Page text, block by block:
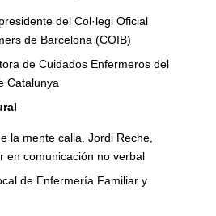
del Col·legi Oficial
de Barcelona (COIB)
de Cuidados Enfermeros del
Catalunya
la mente calla. Jordi Reche,
en comunicación no verbal
de Enfermería Familiar y